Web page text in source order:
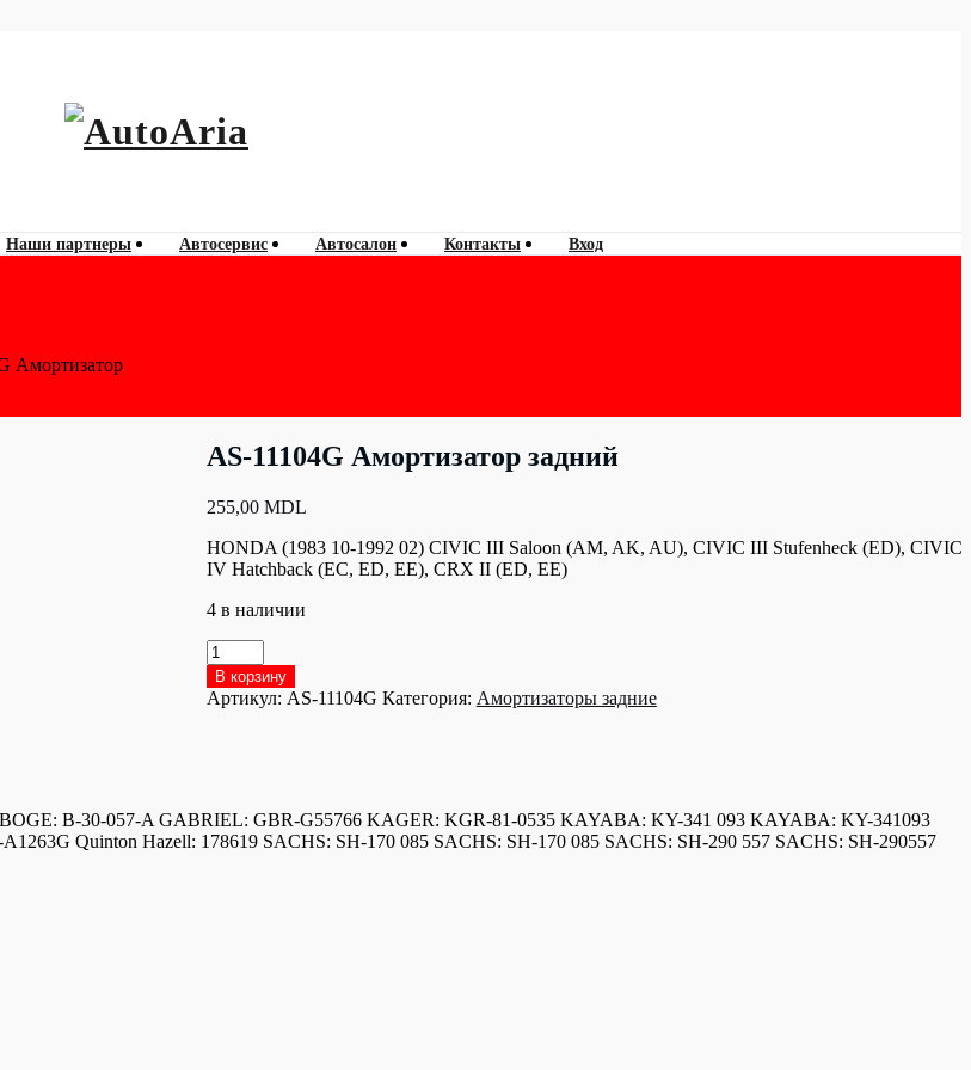
Наши партнеры Автосервис Автосалон Контакты Вход
Амортизатор
AS-11104G Амортизатор задний
255,00 MDL
HONDA (1983 10-1992 02) CIVIC III Saloon (AM, AK, AU), CIVIC III Stufenheck (ED), CIVIC
IV Hatchback (EC, ED, EE), CRX II (ED, EE)
4 в наличии
Количество
товара
AS-
11104G
В корзину
Артикул: AS-11104G Категория: Амортизаторы задние
B-30-057-A GABRIEL: GBR-G55766 KAGER: KGR-81-0535 KAYABA: KY-341 093 KAYABA: KY-341093
Quinton Hazell: 178619 SACHS: SH-170 085 SACHS: SH-170 085 SACHS: SH-290 557 SACHS: SH-290557